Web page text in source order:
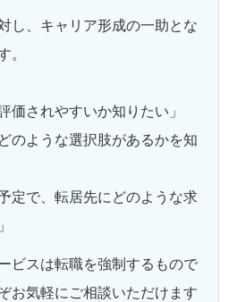
し、キャリア形成の一助とな
。
価されやすいか知りたい」
のような選択肢があるかを知
定で、転居先にどのような求
ビスは転職を強制するもので
お気軽にご相談いただけます